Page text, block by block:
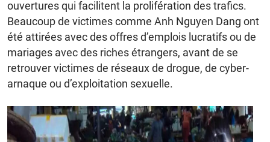
ouvertures qui facilitent la prolifération des trafics.
Beaucoup de victimes comme Anh Nguyen Dang ont
été attirées avec des offres d’emplois lucratifs ou de
mariages avec des riches étrangers, avant de se
retrouver victimes de réseaux de drogue, de cyber-
arnaque ou d’exploitation sexuelle.